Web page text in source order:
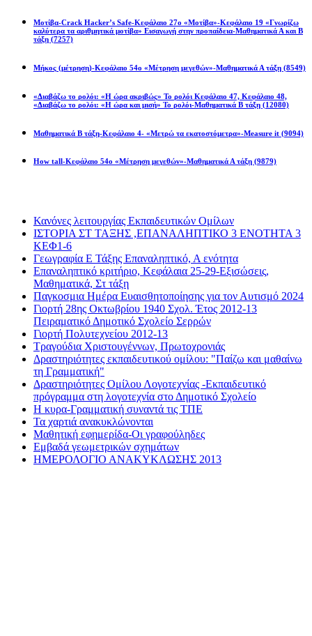
Μοτίβα-Crack Hacker’s Safe-Κεφάλαιο 27ο «Μοτίβα»-Κεφάλαιο 19 «Γνωρίζω
καλύτερα τα αριθμητικά μοτίβα» Εισαγωγή στην προπαίδεια-Μαθηματικά Α και Β
τάξη (7257)
Μήκος (μέτρηση)-Κεφάλαιο 54ο «Μέτρηση μεγεθών»-Μαθηματικά Α τάξη (8549)
«Διαβάζω το ρολόι: «Η ώρα ακριβώς» Το ρολόι Κεφάλαιο 47, Κεφάλαιο 48,
«Διαβάζω το ρολόι: «Η ώρα και μισή» Το ρολόι-Μαθηματικά Β τάξη (12080)
Μαθηματικά Β τάξη-Κεφάλαιο 4- «Μετρώ τα εκατοστόμετρα»-Measure it (9094)
How tall-Κεφάλαιο 54ο «Μέτρηση μεγεθών»-Μαθηματικά Α τάξη (9879)
Κανόνες λειτουργίας Εκπαιδευτικών Ομίλων
ΙΣΤΟΡΙΑ ΣΤ ΤΑΞΗΣ ,ΕΠΑΝΑΛΗΠΤΙΚΟ 3 ΕΝΟΤΗΤΑ 3
ΚΕΦ1-6
Γεωγραφία Ε Τάξης Επαναληπτικό, Α ενότητα
Επαναληπτικό κριτήριο, Κεφάλαια 25-29-Εξισώσεις,
Μαθηματικά, Στ τάξη
Παγκοσμια Ημέρα Ευαισθητοποίησης για τον Αυτισμό 2024
Γιορτή 28ης Οκτωβρίου 1940 Σχολ. Έτος 2012-13
Πειραματικό Δημοτικό Σχολείο Σερρών
Γιορτή Πολυτεχνείου 2012-13
Τραγούδια Χριστουγέννων, Πρωτοχρονιάς
Δραστηριότητες εκπαιδευτικού ομίλου: "Παίζω και μαθαίνω
τη Γραμματική"
Δραστηριότητες Ομίλου Λογοτεχνίας -Εκπαιδευτικό
πρόγραμμα στη λογοτεχνία στο Δημοτικό Σχολείο
Η κυρα-Γραμματική συναντά τις ΤΠΕ
Τα χαρτιά ανακυκλώνονται
Μαθητική εφημερίδα-Οι γραφούληδες
Εμβαδά γεωμετρικών σχημάτων
ΗΜΕΡΟΛΟΓΙΟ ΑΝΑΚΥΚΛΩΣΗΣ 2013